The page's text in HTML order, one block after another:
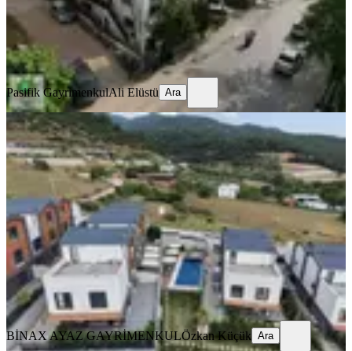
Pasifik GayrimenkulAli Elüstü
Ara
Pasifik GayrimenkulAli Elüstü Ara
SIFIR BİNA
%3
Kaynaklar Villa Platano 'da 4 + 1
Lüx Villa
Buca, Kaynaklar Merkez Mahallesi
4+1·250 m²·30.04.2026
16.000.000 ₺16.500.000 ₺
BİNAX AYAZ GAYRİMENKUL Özkan Küçük
Ara
BİNAX AYAZ GAYRİMENKULÖzkan Küçük Ara